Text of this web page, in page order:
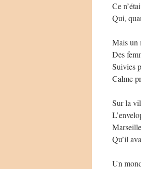
Ce
Qui,
Mais un
Des
Suivies
Calme
Sur la
Qu’il
Un